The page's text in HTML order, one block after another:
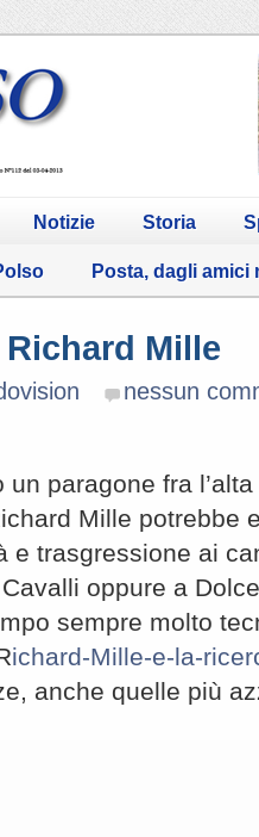
Notizie Storia
Posta, dagli amici
Richard Mille
nessun
un paragone fra
Mille potrebbe
e trasgressione ai
oppure a
sempre molto
ichard-Mille-e-la-
anche quelle più